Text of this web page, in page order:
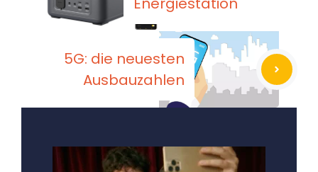
5G: die neuesten
Ausbauzahlen